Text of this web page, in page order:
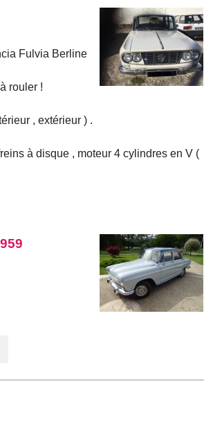
Fulvia Berline
rouler !
, extérieur ) .
à disque , moteur 4 cylindres en V (